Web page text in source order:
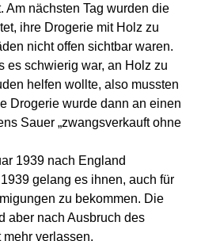
Am nächsten Tag wurden die
ihre Drogerie mit Holz zu
nicht offen sichtbar waren.
es schwierig war, an Holz zu
helfen wollte, also mussten
Drogerie wurde dann an einen
Sauer „zwangsverkauft ohne
1939 nach England
gelang es ihnen, auch für
zu bekommen. Die
aber nach Ausbruch des
verlassen.